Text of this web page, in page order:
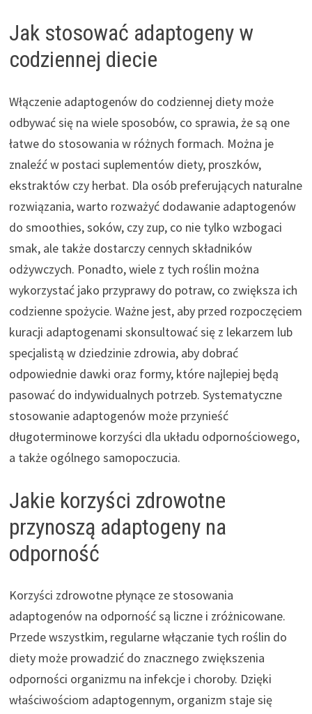
Jak stosować adaptogeny w
codziennej diecie
Włączenie adaptogenów do codziennej diety może
odbywać się na wiele sposobów, co sprawia, że są one
łatwe do stosowania w różnych formach. Można je
znaleźć w postaci suplementów diety, proszków,
ekstraktów czy herbat. Dla osób preferujących naturalne
rozwiązania, warto rozważyć dodawanie adaptogenów
do smoothies, soków, czy zup, co nie tylko wzbogaci
smak, ale także dostarczy cennych składników
odżywczych. Ponadto, wiele z tych roślin można
wykorzystać jako przyprawy do potraw, co zwiększa ich
codzienne spożycie. Ważne jest, aby przed rozpoczęciem
kuracji adaptogenami skonsultować się z lekarzem lub
specjalistą w dziedzinie zdrowia, aby dobrać
odpowiednie dawki oraz formy, które najlepiej będą
pasować do indywidualnych potrzeb. Systematyczne
stosowanie adaptogenów może przynieść
długoterminowe korzyści dla układu odpornościowego,
a także ogólnego samopoczucia.
Jakie korzyści zdrowotne
przynoszą adaptogeny na
odporność
Korzyści zdrowotne płynące ze stosowania
adaptogenów na odporność są liczne i zróżnicowane.
Przede wszystkim, regularne włączanie tych roślin do
diety może prowadzić do znacznego zwiększenia
odporności organizmu na infekcje i choroby. Dzięki
właściwościom adaptogennym, organizm staje się